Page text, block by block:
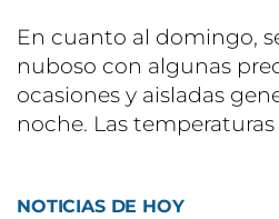
En cuanto al domingo,
nuboso con algunas
ocasiones y aisladas
noche. Las
NOTICIAS DE HOY